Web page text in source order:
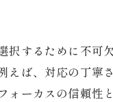
較と選び方ガイド
押さえるべき重要
するために不
ば、対応の丁
ーカスの信頼